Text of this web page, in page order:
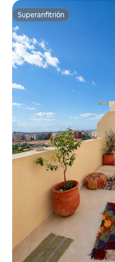
Superanfitrión
Superanfitrión